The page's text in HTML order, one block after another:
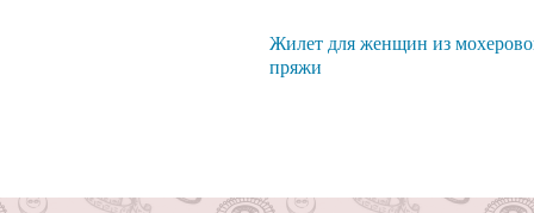
Жилет для женщин из
пряжи